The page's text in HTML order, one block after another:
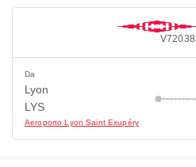
V72038
Da
Lyon
LYS
Aeroporto Lyon Saint Exupéry